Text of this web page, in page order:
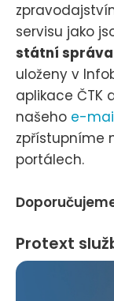
servisu jako
státní správa
uloženy v
aplikace ČTK
našeho e-
zpřístupníme
portálech.
Protext